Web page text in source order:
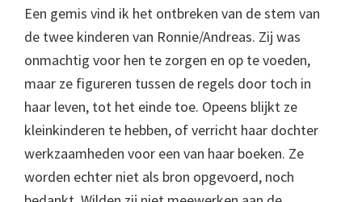
Een gemis vind ik het ontbreken van de stem van
de twee kinderen van Ronnie/Andreas. Zij was
onmachtig voor hen te zorgen en op te voeden,
maar ze figureren tussen de regels door toch in
haar leven, tot het einde toe. Opeens blijkt ze
kleinkinderen te hebben, of verricht haar dochter
werkzaamheden voor een van haar boeken. Ze
worden echter niet als bron opgevoerd, noch